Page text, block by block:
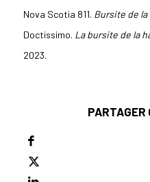
Nova Scotia 811. Bursite de la
Doctissimo. La bursite de la
2023.